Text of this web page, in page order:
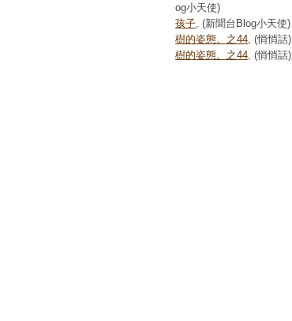
og小天使)
孩子 , (新聞台Blog小天使)
樹的姿態。之44 , (悄悄話)
樹的姿態。之44 , (悄悄話)